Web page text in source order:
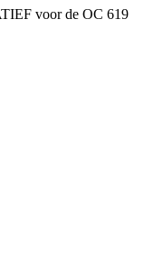
voor de OC 619